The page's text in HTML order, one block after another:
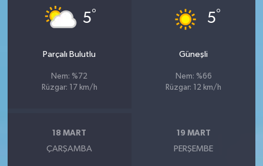
5°
Parçalı Bulutlu
Nem: %72
Rüzgar: 17 km/h
5°
Güneşli
Nem: %66
Rüzgar: 12 km/h
18 MART
ÇARŞAMBA
19 MART
PERŞEMBE